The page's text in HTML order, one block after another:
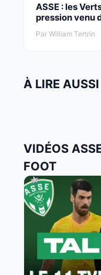
ASSE : les
pression venu
Par William Tertrin
À LIRE AUSSI
VIDÉOS
FOOT